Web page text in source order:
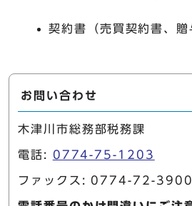
契約書（売買契約書、
お問い合わせ
木津川市総務部税務課
電話: 0774-75-1203
ファックス: 0774-72-3900